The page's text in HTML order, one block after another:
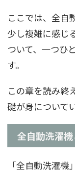
ここでは、全自
少し複雑に感じ
ついて、一つひ
す。
この章を読み終
礎が身について
全自動洗濯
「全自動洗濯